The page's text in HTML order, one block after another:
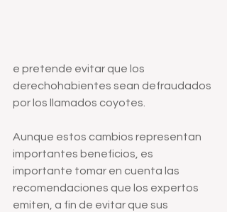
e pretende evitar que los
derechohabientes sean defraudados
por los llamados coyotes.
Aunque estos cambios representan
importantes beneficios, es
importante tomar en cuenta las
recomendaciones que los expertos
emiten, a fin de evitar que sus